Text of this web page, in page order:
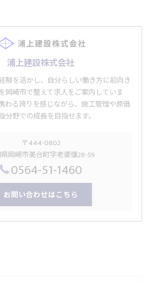
浦上建設株式会社
験を活かし、自分らしい働き方に前向き
岡崎市で整えて求人をご案内していま
わる誇りを感じながら、施工管理や原価
分野での成長を目指せます。
〒444-0802
岡崎市美合町字老婆懐28-59
0564-51-1460
お問い合わせはこちら